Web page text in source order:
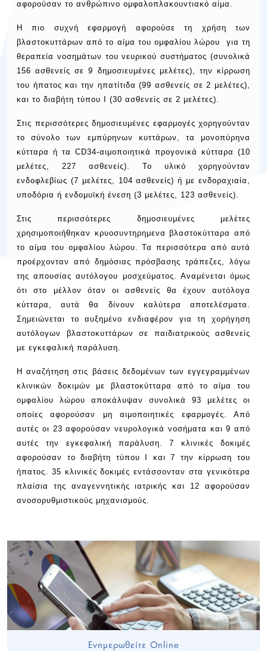
Ενημερωθείτε Online
αφορούσαν το ανθρώπινο ομφαλοπλακουντιακό αίμα.
Η πιο συχνή εφαρμογή αφορούσε τη χρήση των
βλαστοκυττάρων από το αίμα του ομφαλίου λώρου για τη
θεραπεία νοσημάτων του νευρικού συστήματος (συνολικά
156 ασθενείς σε 9 δημοσιευμένες μελέτες), την κίρρωση
του ήπατος και την ηπατίτιδα (99 ασθενείς σε 2 μελέτες),
και το διαβήτη τύπου Ι (30 ασθενείς σε 2 μελέτες).
Στις περισσότερες δημοσιευμένες εφαρμογές χορηγούνταν
το σύνολο των εμπύρηνων κυττάρων, τα μονοπύρηνα
κύτταρα ή τα CD34-αιμοποιητικά προγονικά κύτταρα (10
μελέτες, 227 ασθενείς). Το υλικό χορηγούνταν
ενδοφλεβίως (7 μελέτες, 104 ασθενείς) ή με ενδοραχιαία,
υποδόρια ή ενδομυϊκή ένεση (3 μελέτες, 123 ασθενείς).
Στις περισσότερες δημοσιευμένες μελέτες
χρησιμοποιήθηκαν κρυοσυντηρημενα βλαστοκύτταρα από
το αίμα του ομφαλίου λώρου. Τα περισσότερα από αυτά
προέρχονταν από δημόσιας πρόσβασης τράπεζες, λόγω
της απουσίας αυτόλογου μοσχεύματος. Αναμένεται όμως
ότι στο μέλλον όταν οι ασθενείς θα έχουν αυτόλογα
κύτταρα, αυτά θα δίνουν καλύτερα αποτελέσματα.
Σημειώνεται το αυξημένο ενδιαφέρον για τη χορήγηση
αυτόλογων βλαστοκυττάρων σε παιδιατρικούς ασθενείς
με εγκεφαλική παράλυση.
Η αναζήτηση στις βάσεις δεδομένων των εγγεγραμμένων
κλινικών δοκιμών με βλαστοκύτταρα από το αίμα του
ομφαλίου λώρου αποκάλυψαν συνολικά 93 μελέτες οι
οποίες αφορούσαν μη αιμοποιητικές εφαρμογές. Από
αυτές οι 23 αφορούσαν νευρολογικά νοσήματα και 9 από
αυτές την εγκεφαλική παράλυση. 7 κλινικές δοκιμές
αφορούσαν το διαβήτη τύπου Ι και 7 την κίρρωση του
ήπατος. 35 κλινικές δοκιμές εντάσσονταν στα γενικότερα
πλαίσια της αναγεννητικής ιατρικής και 12 αφορούσαν
ανοσορυθμιστικούς μηχανισμούς.